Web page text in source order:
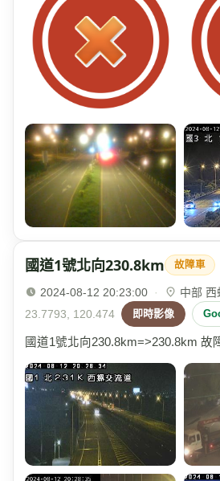
國道1號北向230.8km 故障車
2024-08-12 20:23:00 · 中部
23.7793, 120.474
即時影像
國道1號北向230.8km=>230.8km 故